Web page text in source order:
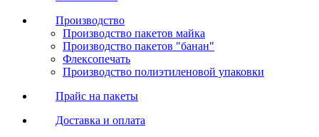
Производство
Производство пакетов майка
Производство пакетов "банан"
Флексопечать
Производство полиэтиленовой упаковки
Прайс на пакеты
Доставка и оплата